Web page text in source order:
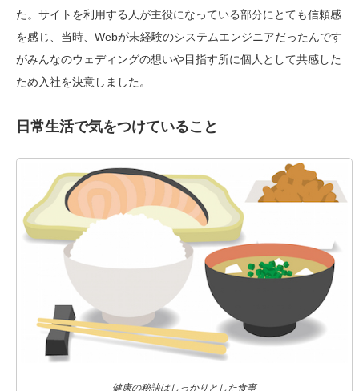
た。サイトを利用する人が主役になっている部分にとても信頼感
を感じ、当時、Webが未経験のシステムエンジニアだったんです
がみんなのウェディングの想いや目指す所に個人として共感した
ため入社を決意しました。
日常生活で気をつけていること
健康の秘訣はしっかりとした食事